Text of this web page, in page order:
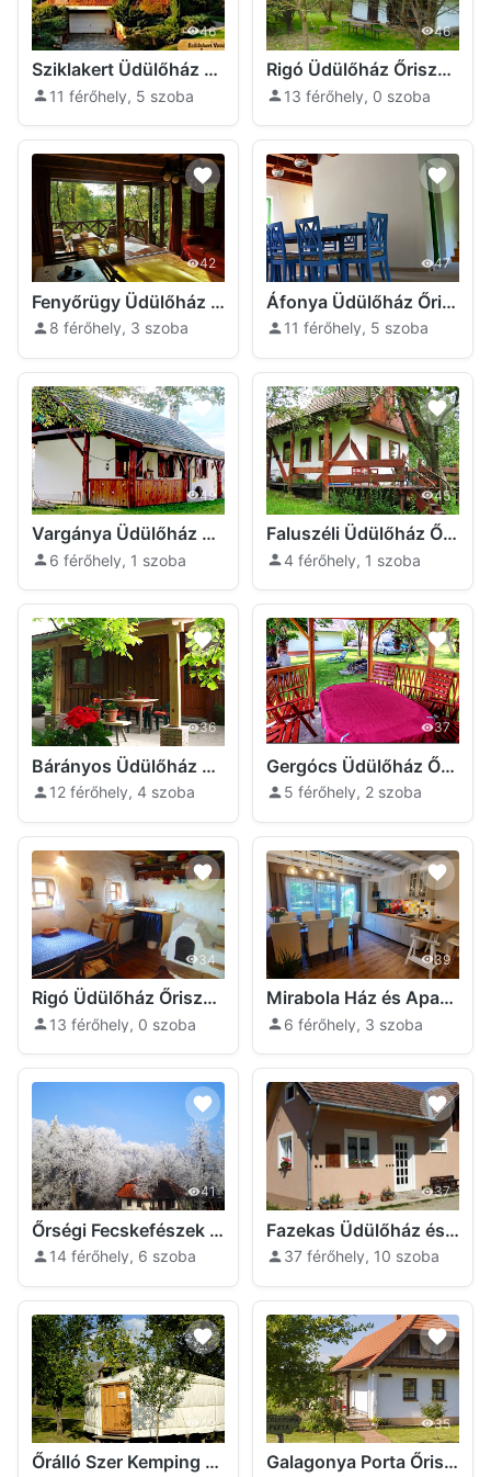
46
Sziklakert Üdülőház Őriszentpéter
11 férőhely, 5 szoba
46
Rigó Üdülőház Őriszentpéter
13 férőhely, 0 szoba
42
Fenyőrügy Üdülőház Őriszentpéter
8 férőhely, 3 szoba
47
Áfonya Üdülőház Őriszentpéter
11 férőhely, 5 szoba
49
Vargánya Üdülőház Őriszentpéter
6 férőhely, 1 szoba
45
Faluszéli Üdülőház Őriszentpéter
4 férőhely, 1 szoba
36
Bárányos Üdülőház Őriszentpéter
12 férőhely, 4 szoba
37
Gergócs Üdülőház Őriszentpéter
5 férőhely, 2 szoba
34
Rigó Üdülőház Őriszentpéter
13 férőhely, 0 szoba
39
Mirabola Ház és Apartman Őriszentpéter
6 férőhely, 3 szoba
41
Őrségi Fecskefészek Üdülőház Őriszentpéter
14 férőhely, 6 szoba
37
Fazekas Üdülőház és Kemping Őriszentpéter
37 férőhely, 10 szoba
49
Őrálló Szer Kemping Őriszentpéter
35
Galagonya Porta Őriszentpéter